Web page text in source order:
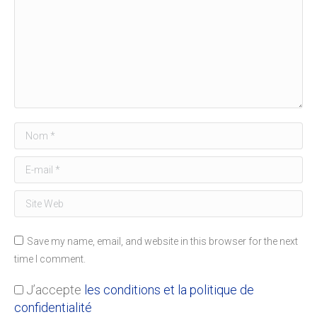
Nom *
E-mail *
Site Web
Save my name, email, and website in this browser for the next
time I comment.
J’accepte les conditions et la politique de
confidentialité